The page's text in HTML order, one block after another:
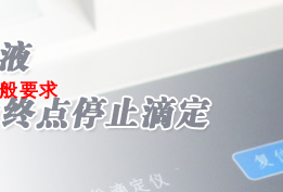
打印 关闭
要求